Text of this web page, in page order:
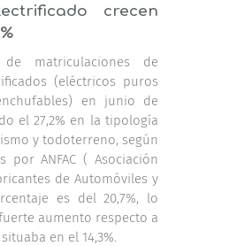
crecen
matriculaciones de
(eléctricos puros
en junio de
el27,2% en la tipología
y todoterreno, según
por ANFAC ( Asociación
de Automóviles y
es del20,7%, lo
aumento respecto a
en el 14,3%.